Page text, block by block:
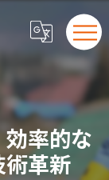
率的な
革新